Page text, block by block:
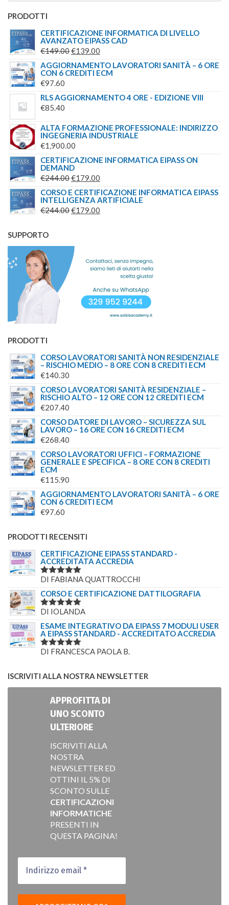
PRODOTTI
CERTIFICAZIONE INFORMATICA DI LIVELLO
AVANZATO EIPASS CAD
€149.00IL
PREZZO
ORIGINALE
€149.00.
€139.00
PREZZO
ATTUALE
€139.00.
AGGIORNAMENTO LAVORATORI SANITÀ – 6 ORE
CON 6 CREDITI ECM
€97.60
RLS AGGIORNAMENTO 4 ORE - EDIZIONE VIII
€85.40
ALTA FORMAZIONE PROFESSIONALE: INDIRIZZO
INGEGNERIA INDUSTRIALE
€1,900.00
CERTIFICAZIONE INFORMATICA EIPASS ON
DEMAND
€244.00IL
PREZZO
ORIGINALE
ERA:
€179.00
PREZZO
ATTUALE
È:
CORSO E CERTIFICAZIONE INFORMATICA EIPASS
INTELLIGENZA ARTIFICIALE
€244.00IL
ERA:
€244.00.
€179.00
€179.00.
SUPPORTO
PRODOTTI
CORSO LAVORATORI SANITÀ NON RESIDENZIALE
– RISCHIO MEDIO – 8 ORE CON 8 CREDITI ECM
€140.30
CORSO LAVORATORI SANITÀ RESIDENZIALE –
RISCHIO ALTO – 12 ORE CON 12 CREDITI ECM
€207.40
CORSO DATORE DI LAVORO – SICUREZZA SUL
LAVORO – 16 ORE CON 16 CREDITI ECM
€268.40
CORSO LAVORATORI UFFICI – FORMAZIONE
GENERALE E SPECIFICA – 8 ORE CON 8 CREDITI
ECM
€115.90
AGGIORNAMENTO LAVORATORI SANITÀ – 6 ORE
CON 6 CREDITI ECM
€97.60
PRODOTTI RECENSITI
CERTIFICAZIONE EIPASS STANDARD -
ACCREDITATA ACCREDIA
VALUTATO
DI FABIANA QUATTROCCHI
CORSO E CERTIFICAZIONE DATTILOGRAFIA
VALUTATO
DI IOLANDA
ESAME INTEGRATIVO DA EIPASS 7 MODULI USER
A EIPASS STANDARD - ACCREDITATO ACCREDIA
VALUTATO
DI FRANCESCA PAOLA B.
ISCRIVITI ALLA NOSTRA NEWSLETTER
APPROFITTA DI
UNO SCONTO
ULTERIORE
ISCRIVITI ALLA
NOSTRA
NEWSLETTER ED
OTTINI IL 5% DI
SCONTO SULLE
CERTIFICAZIONI
INFORMATICHE
PRESENTI IN
QUESTA PAGINA!